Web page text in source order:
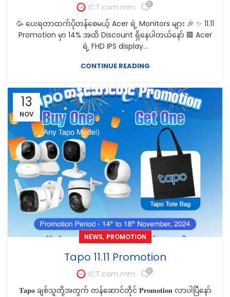
ICT.com.mm 0
🥳 ပေးရတာထက်ပိုတန်စေမယ့် Acer ရဲ့ Monitors များ 🎉 ✨ 11.11
Promotion မှာ 14% အထိ Discount ရှိနေပါတယ်နော် 🟩 Acer
ရဲ့ FHD IPS display...
CONTINUE READING
13
NOV
NEWS, PROMOTION
Tapo 11.11 Promotion
ICT.com.mm 0
𝐓𝐚𝐩𝐨 ချစ်သူတို့အတွက် တန်ဆောင်တိုင် 𝐏𝐫𝐨𝐦𝐨𝐭𝐢𝐨𝐧 လာပါပြီနော်